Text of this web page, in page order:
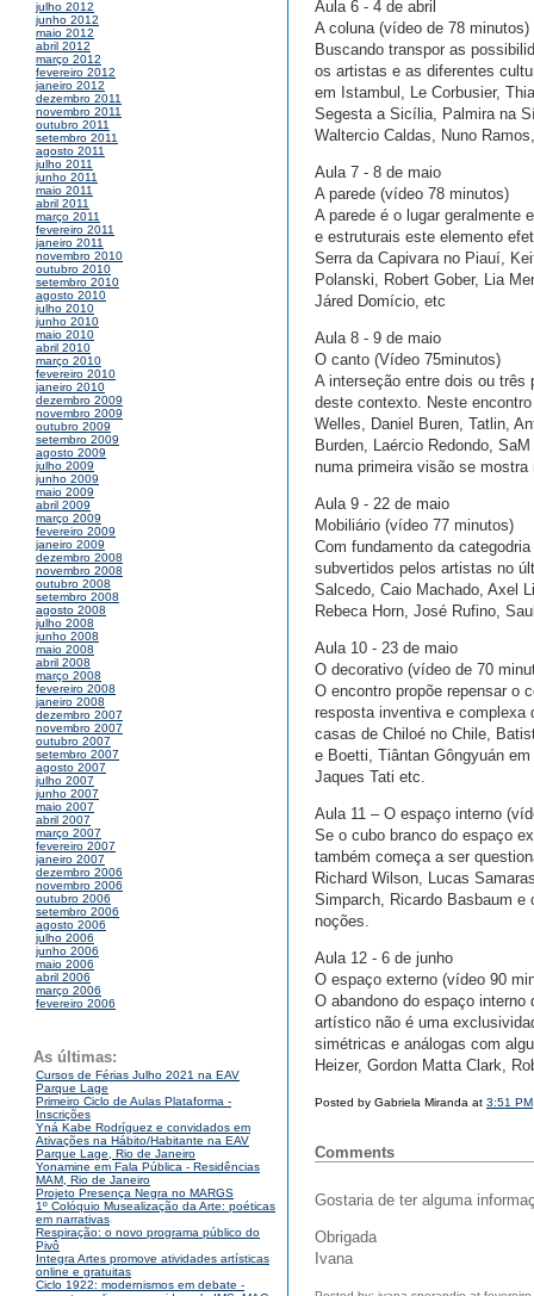
julho 2012
junho 2012
maio 2012
abril 2012
março 2012
fevereiro 2012
janeiro 2012
dezembro 2011
novembro 2011
outubro 2011
setembro 2011
agosto 2011
julho 2011
junho 2011
maio 2011
abril 2011
março 2011
fevereiro 2011
janeiro 2011
novembro 2010
outubro 2010
setembro 2010
agosto 2010
julho 2010
junho 2010
maio 2010
abril 2010
março 2010
fevereiro 2010
janeiro 2010
dezembro 2009
novembro 2009
outubro 2009
setembro 2009
agosto 2009
julho 2009
junho 2009
maio 2009
abril 2009
março 2009
fevereiro 2009
janeiro 2009
dezembro 2008
novembro 2008
outubro 2008
setembro 2008
agosto 2008
julho 2008
junho 2008
maio 2008
abril 2008
março 2008
fevereiro 2008
janeiro 2008
dezembro 2007
novembro 2007
outubro 2007
setembro 2007
agosto 2007
julho 2007
junho 2007
maio 2007
abril 2007
março 2007
fevereiro 2007
janeiro 2007
dezembro 2006
novembro 2006
outubro 2006
setembro 2006
agosto 2006
julho 2006
junho 2006
maio 2006
abril 2006
março 2006
fevereiro 2006
As últimas:
Cursos de Férias Julho 2021 na EAV
Parque Lage
Primeiro Ciclo de Aulas Plataforma -
Inscrições
Yná Kabe Rodríguez e convidados em
Ativações na Hábito/Habitante na EAV
Parque Lage, Rio de Janeiro
Yonamine em Fala Pública - Residências
MAM, Rio de Janeiro
Projeto Presença Negra no MARGS
1º Colóquio Musealização da Arte: poéticas
em narrativas
Respiração: o novo programa público do
Pivô
Integra Artes promove atividades artísticas
online e gratuitas
Ciclo 1922: modernismos em debate -
Aula 6 - 4 de abril
A coluna (vídeo de 78 minutos)
Buscando transpor as
os artistas e as diferentes
em Istambul, Le Corbusier,
Segesta a Sicília, Palmira na
Waltercio Caldas, Nuno
Aula 7 - 8 de maio
A parede (vídeo 78 minutos)
A parede é o lugar geralmente
e estruturais este elemento
Serra da Capivara no Piauí,
Polanski, Robert Gober, Lia
Járed Domício, etc
Aula 8 - 9 de maio
O canto (Vídeo 75minutos)
A interseção entre dois ou três
deste contexto. Neste
Welles, Daniel Buren, Tatlin,
Burden, Laércio Redondo,
numa primeira visão se mostra
Aula 9 - 22 de maio
Mobiliário (vídeo 77 minutos)
Com fundamento da
subvertidos pelos artistas no
Salcedo, Caio Machado, Axel
Rebeca Horn, José Rufino,
Aula 10 - 23 de maio
O decorativo (vídeo de 70
O encontro propõe repensar o
resposta inventiva e complexa
casas de Chiloé no Chile,
e Boetti, Tiântan Gôngyuán
Jaques Tati etc.
Aula 11 – O espaço interno
Se o cubo branco do espaço
também começa a ser
Richard Wilson, Lucas
Simparch, Ricardo Basbaum e
noções.
Aula 12 - 6 de junho
O espaço externo (vídeo 90
O abandono do espaço
artístico não é uma
simétricas e análogas com
Heizer, Gordon Matta Clark,
Posted by Gabriela Miranda at 3:51 PM
Comments
Gostaria de ter alguma
Obrigada
Ivana